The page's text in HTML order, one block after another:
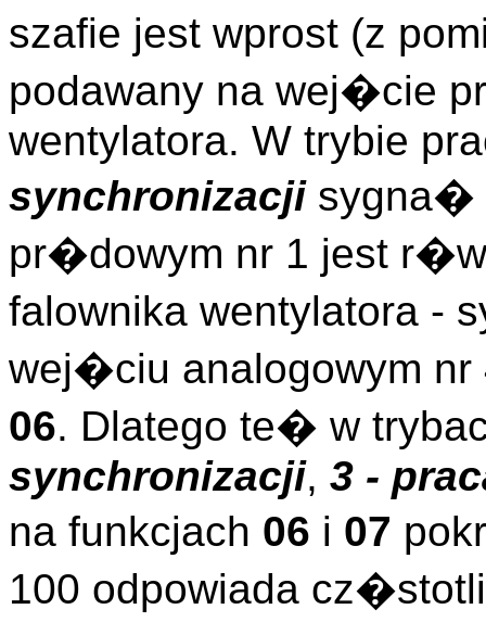
szafie jest wprost (z
podawany na wej�cie
wentylatora. W trybie
synchronizacjisygna�
pr�dowym nr 1 jest
falownika wentylatora -
wej�ciu analogowym
06. Dlatego te� w
synchronizacji, 3 -
na funkcjach 06 i 07
100 odpowiada